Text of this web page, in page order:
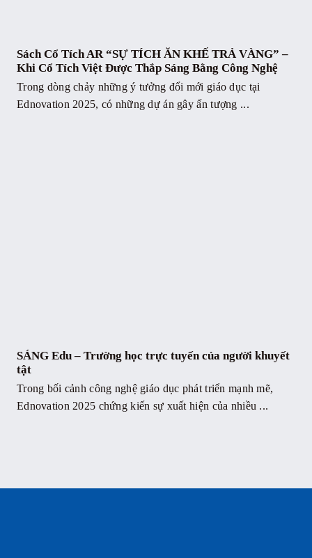
Sách Cổ Tích AR “SỰ TÍCH ĂN KHẾ TRẢ VÀNG” –
Khi Cổ Tích Việt Được Thắp Sáng Bằng Công Nghệ
Trong dòng chảy những ý tưởng đổi mới giáo dục tại
Ednovation 2025, có những dự án gây ấn tượng ...
SÁNG Edu – Trường học trực tuyến của người khuyết
tật
Trong bối cảnh công nghệ giáo dục phát triển mạnh mẽ,
Ednovation 2025 chứng kiến sự xuất hiện của nhiều ...